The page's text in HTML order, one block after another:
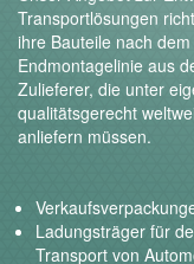
Transportlösungen
ihre Bauteile nach
Endmontagelinie aus
Zulieferer, die unter
qualitätsgerecht
anliefern müssen.
Ladungsträger für
Transport von